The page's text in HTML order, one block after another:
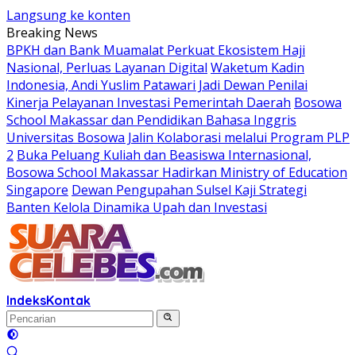
Langsung ke konten
Breaking News
BPKH dan Bank Muamalat Perkuat Ekosistem Haji
Nasional, Perluas Layanan Digital Waketum Kadin
Indonesia, Andi Yuslim Patawari Jadi Dewan Penilai
Kinerja Pelayanan Investasi Pemerintah Daerah Bosowa
School Makassar dan Pendidikan Bahasa Inggris
Universitas Bosowa Jalin Kolaborasi melalui Program PLP
2 Buka Peluang Kuliah dan Beasiswa Internasional,
Bosowa School Makassar Hadirkan Ministry of Education
Singapore Dewan Pengupahan Sulsel Kaji Strategi
Banten Kelola Dinamika Upah dan Investasi
IndeksKontak